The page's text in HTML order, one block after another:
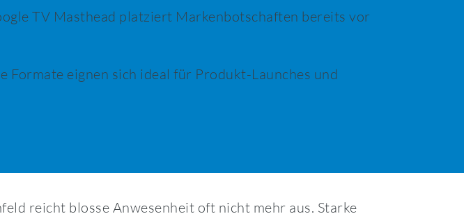
TV Masthead platziert Markenbotschaften bereits vor
Formate eignen sich ideal für Produkt-Launches und
reicht blosse Anwesenheit oft nicht mehr aus. Starke